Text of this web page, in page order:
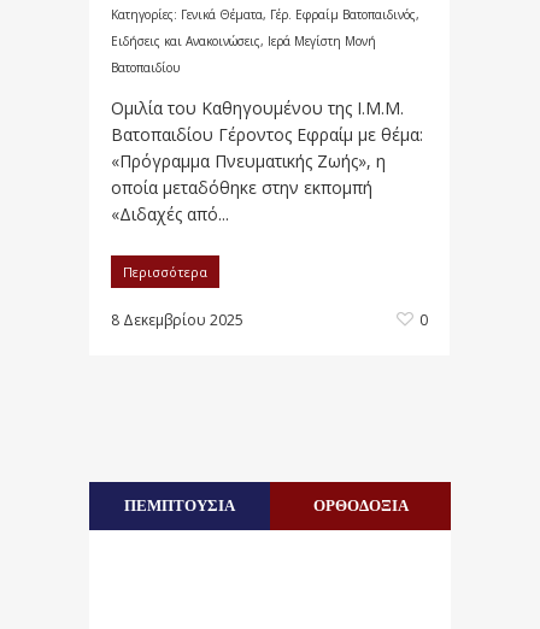
Κατηγορίες: Γενικά Θέματα, Γέρ. Εφραίμ Βατοπαιδινός,
Ειδήσεις και Ανακοινώσεις, Ιερά Μεγίστη Μονή
Βατοπαιδίου
Ομιλία του Καθηγουμένου της Ι.Μ.Μ.
Βατοπαιδίου Γέροντος Εφραίμ με θέμα:
«Πρόγραμμα Πνευματικής Ζωής», η
οποία μεταδόθηκε στην εκπομπή
«Διδαχές από...
Περισσότερα
8 Δεκεμβρίου 2025 0
ΠΕΜΠΤΟΥΣΙΑ ΟΡΘΟΔΟΞΙΑ